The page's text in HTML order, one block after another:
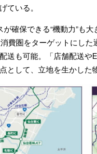
ている。
確保できる“機動力”も
費圏をターゲットにし
送も可能。「店舗配送
として、立地を生かした